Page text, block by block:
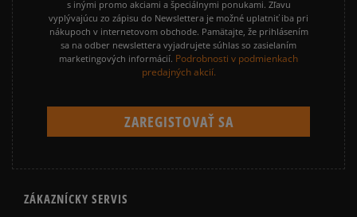
s inými promo akciami a špeciálnymi ponukami. Zľavu
vyplývajúcu zo zápisu do Newslettera je možné uplatniť iba pri
nákupoch v internetovom obchode. Pamätajte, že prihlásením
sa na odber newslettera vyjadrujete súhlas so zasielaním
marketingových informácií. Podrobnosti v podmienkach
predajných akcií.
ZÁKAZNÍCKY SERVIS